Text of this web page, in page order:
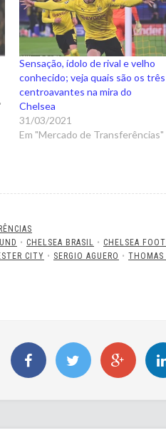
Sensação, ídolo de rival e velho
conhecido; veja quais são os três
centroavantes na mira do
Chelsea
31/03/2021
Em "Mercado de Transferências"
• CHELSEA BRASIL • CHELSEA
CITY • SERGIO AGUERO • THOMAS